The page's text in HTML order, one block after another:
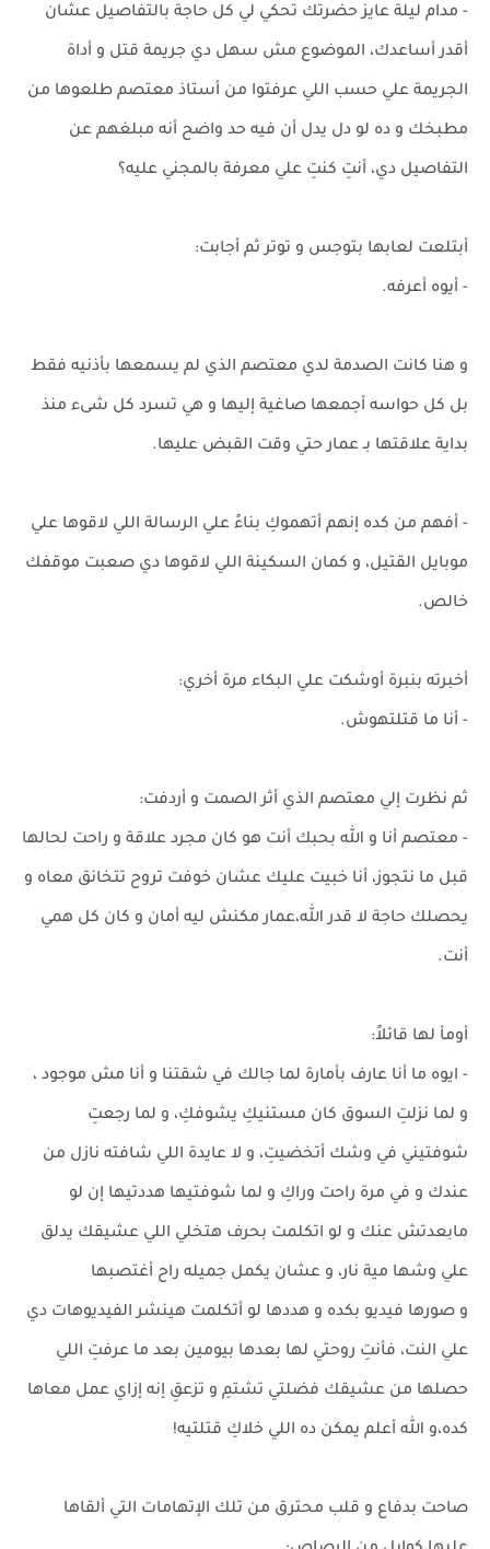
- مدام ليلة عايز حضرتك تحكي لي كل حاجة بالتفاصيل عشان
أقدر أساعدك، الموضوع مش سهل دي جريمة قتل و أداة
الجريمة علي حسب اللي عرفتوا من أستاذ معتصم طلعوها من
مطبخك و ده لو دل يدل أن فيه حد واضح أنه مبلغهم عن
التفاصيل دي، أنتِ كنتِ علي معرفة بالمجني عليه؟
أبتلعت لعابها بتوجس و توتر ثم أجابت:
- أيوه أعرفه.
و هنا كانت الصدمة لدي معتصم الذي لم يسمعها بأذنيه فقط
بل كل حواسه أجمعها صاغية إليها و هي تسرد كل شىء منذ
بداية علاقتها بـ عمار حتي وقت القبض عليها.
- أفهم من كده إنهم أتهموكِ بناءً علي الرسالة اللي لاقوها علي
موبايل القتيل، و كمان السكينة اللي لاقوها دي صعبت موقفك
خالص.
أخبرته بنبرة أوشكت علي البكاء مرة أخري:
- أنا ما قتلتهوش.
ثم نظرت إلي معتصم الذي أثر الصمت و أردفت:
- معتصم أنا و الله بحبك أنت هو كان مجرد علاقة و راحت لحالها
قبل ما نتجوز، أنا خبيت عليك عشان خوفت تروح تتخانق معاه و
يحصلك حاجة لا قدر الله،عمار مكنش ليه أمان و كان كل همي
أنت.
أومأ لها قائلاً:
- ايوه ما أنا عارف بأمارة لما جالك في شقتنا و أنا مش موجود ،
و لما نزلتِ السوق كان مستنيكِ يشوفكِ، و لما رجعتِ
شوفتيني في وشك أتخضيتِ، و لا عايدة اللي شافته نازل من
عندك و في مرة راحت وراكِ و لما شوفتيها هددتيها إن لو
مابعدتش عنك و لو اتكلمت بحرف هتخلي اللي عشيقك يدلق
علي وشها مية نار، و عشان يكمل جميله راح أغتصبها
و صورها فيديو بكده و هددها لو أتكلمت هينشر الفيديوهات دي
علي النت، فأنتِ روحتي لها بعدها بيومين بعد ما عرفتِ اللي
حصلها من عشيقك فضلتي تشتمِ و تزعقِ إنه إزاي عمل معاها
كده،و الله أعلم يمكن ده اللي خلاكِ قتلتيه!
صاحت بدفاع و قلب محترق من تلك الإتهامات التي ألقاها